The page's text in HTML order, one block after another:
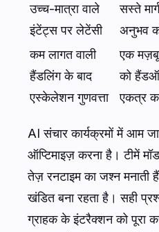
उच्च-मात्रा वाले
इंटेंट्स पर लेटेंसी
सस्ते
अनुभव
कम लागत वाली
हैंडलिंग के बाद
एस्केलेशन गुणवत्ता
एक
को
एकत्र
AI संचार कार्यक्रमों में आम
ऑप्टिमाइज़ करना है। टीमें
तेज़ रनटाइम का जश्न मनाती
खंडित बना रहता है। सही
ग्राहक के इंटरैक्शन को पूरा